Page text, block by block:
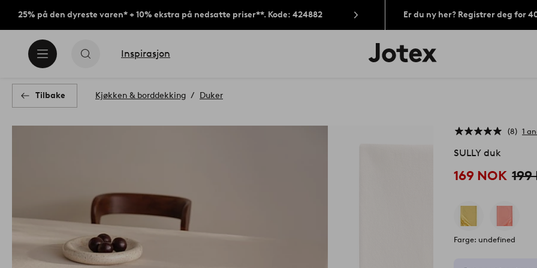
25% på den dyreste varen* + 10% ekstra på nedsatte priser**. Kode: 424882 Er du ny her? Registrer deg for
Inspirasjon
Jotex’
logo
Tilbake Kjøkken & borddekking Duker
8 1
SULLY duk
169 NOK 199
Farge: undefined